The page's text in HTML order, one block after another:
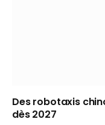
Des robotaxis
dès 2027